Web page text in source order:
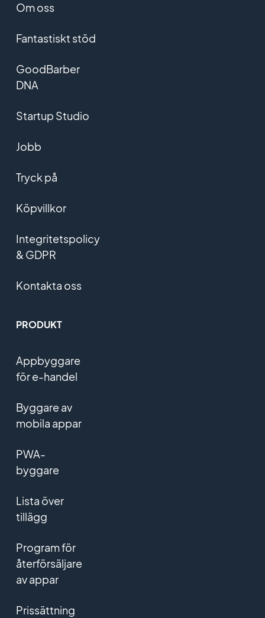
Om oss
Fantastiskt stöd
GoodBarber
DNA
Startup Studio
Jobb
Tryck på
Köpvillkor
Integritetspolicy
& GDPR
Kontakta oss
PRODUKT
Appbyggare
för e-handel
Byggare av
mobila appar
PWA-
byggare
Lista över
tillägg
Program för
återförsäljare
av appar
Prissättning